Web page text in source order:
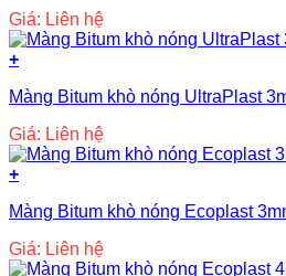
Giá: Liên hệ
+
Màng Bitum khò nóng UltraPlast
Giá: Liên hệ
+
Màng Bitum khò nóng Ecoplast
Giá: Liên hệ